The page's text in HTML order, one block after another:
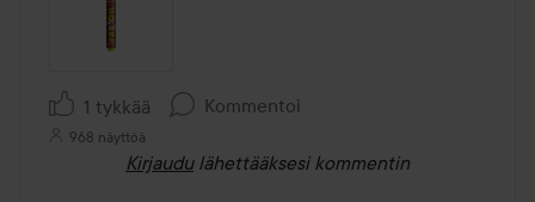
1 tykkää Kommentoi
968 näyttöä
Kirjaudu lähettääksesi kommentin